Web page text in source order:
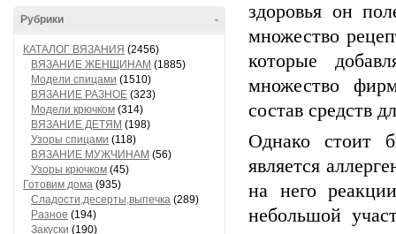
-
Рубрики
КАТАЛОГ ВЯЗАНИЯ (2456)
ВЯЗАНИЕ ЖЕНЩИНАМ (1885)
Модели спицами (1510)
ВЯЗАНИЕ РАЗНОЕ (323)
Модели крючком (314)
ВЯЗАНИЕ ДЕТЯМ (198)
Узоры спицами (118)
ВЯЗАНИЕ МУЖЧИНАМ (56)
Узоры крючком (45)
Готовим дома (935)
Сладости,десерты,выпечка (289)
Разное (194)
Закуски (190)
здоровья он
множество
которые
множество
состав средств
Однако стоит
является
на него
небольшой